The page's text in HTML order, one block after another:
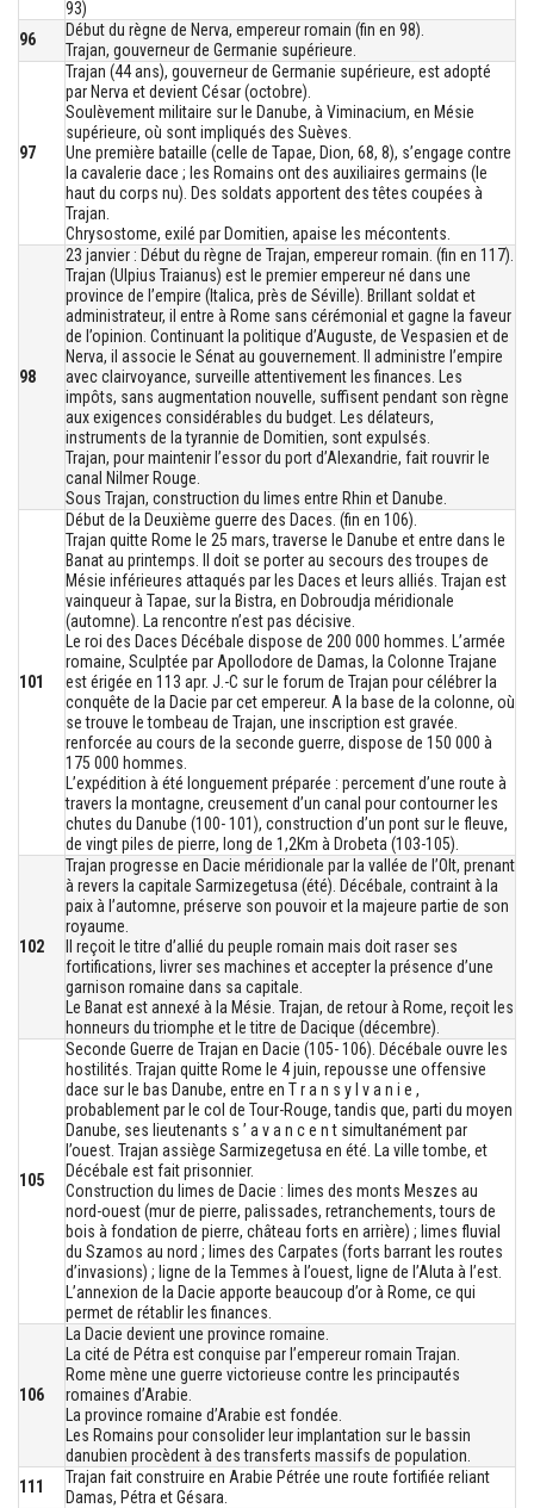
93)
96
Début du règne de Nerva, empereur romain (fin en 98).
Trajan, gouverneur de Germanie supérieure.
97
Trajan (44 ans), gouverneur de Germanie supérieure, est adopté
par Nerva et devient César (octobre).
Soulèvement militaire sur le Danube, à Viminacium, en Mésie
supérieure, où sont impliqués des Suèves.
Une première bataille (celle de Tapae, Dion, 68, 8), s’engage contre
la cavalerie dace ; les Romains ont des auxiliaires germains (le
haut du corps nu). Des soldats apportent des têtes coupées à
Trajan.
Chrysostome, exilé par Domitien, apaise les mécontents.
98
23 janvier : Début du règne de Trajan, empereur romain. (fin en 117).
Trajan (Ulpius Traianus) est le premier empereur né dans une
province de l’empire (Italica, près de Séville). Brillant soldat et
administrateur, il entre à Rome sans cérémonial et gagne la faveur
de l’opinion. Continuant la politique d’Auguste, de Vespasien et de
Nerva, il associe le Sénat au gouvernement. Il administre l’empire
avec clairvoyance, surveille attentivement les finances. Les
impôts, sans augmentation nouvelle, suffisent pendant son règne
aux exigences considérables du budget. Les délateurs,
instruments de la tyrannie de Domitien, sont expulsés.
Trajan, pour maintenir l’essor du port d’Alexandrie, fait rouvrir le
canal Nilmer Rouge.
Sous Trajan, construction du limes entre Rhin et Danube.
101
Début de la Deuxième guerre des Daces. (fin en 106).
Trajan quitte Rome le 25 mars, traverse le Danube et entre dans le
Banat au printemps. Il doit se porter au secours des troupes de
Mésie inférieures attaqués par les Daces et leurs alliés. Trajan est
vainqueur à Tapae, sur la Bistra, en Dobroudja méridionale
(automne). La rencontre n’est pas décisive.
Le roi des Daces Décébale dispose de 200 000 hommes. L’armée
romaine, Sculptée par Apollodore de Damas, la Colonne Trajane
est érigée en 113 apr. J.-C sur le forum de Trajan pour célébrer la
conquête de la Dacie par cet empereur. A la base de la colonne, où
se trouve le tombeau de Trajan, une inscription est gravée.
renforcée au cours de la seconde guerre, dispose de 150 000 à
175 000 hommes.
L’expédition à été longuement préparée : percement d’une route à
travers la montagne, creusement d’un canal pour contourner les
chutes du Danube (100- 101), construction d’un pont sur le fleuve,
de vingt piles de pierre, long de 1,2Km à Drobeta (103-105).
102
Trajan progresse en Dacie méridionale par la vallée de l’Olt, prenant
à revers la capitale Sarmizegetusa (été). Décébale, contraint à la
paix à l’automne, préserve son pouvoir et la majeure partie de son
royaume.
Il reçoit le titre d’allié du peuple romain mais doit raser ses
fortifications, livrer ses machines et accepter la présence d’une
garnison romaine dans sa capitale.
Le Banat est annexé à la Mésie. Trajan, de retour à Rome, reçoit les
honneurs du triomphe et le titre de Dacique (décembre).
105
Seconde Guerre de Trajan en Dacie (105- 106). Décébale ouvre les
hostilités. Trajan quitte Rome le 4 juin, repousse une offensive
dace sur le bas Danube, entre en T r a n s y l v a n i e ,
probablement par le col de Tour-Rouge, tandis que, parti du moyen
Danube, ses lieutenants s ’ a v a n c e n t simultanément par
l’ouest. Trajan assiège Sarmizegetusa en été. La ville tombe, et
Décébale est fait prisonnier.
Construction du limes de Dacie : limes des monts Meszes au
nord-ouest (mur de pierre, palissades, retranchements, tours de
bois à fondation de pierre, château forts en arrière) ; limes fluvial
du Szamos au nord ; limes des Carpates (forts barrant les routes
d’invasions) ; ligne de la Temmes à l’ouest, ligne de l’Aluta à l’est.
L’annexion de la Dacie apporte beaucoup d’or à Rome, ce qui
permet de rétablir les finances.
106
La Dacie devient une province romaine.
La cité de Pétra est conquise par l’empereur romain Trajan.
Rome mène une guerre victorieuse contre les principautés
romaines d’Arabie.
La province romaine d’Arabie est fondée.
Les Romains pour consolider leur implantation sur le bassin
danubien procèdent à des transferts massifs de population.
111
Trajan fait construire en Arabie Pétrée une route fortifiée reliant
Damas, Pétra et Gésara.